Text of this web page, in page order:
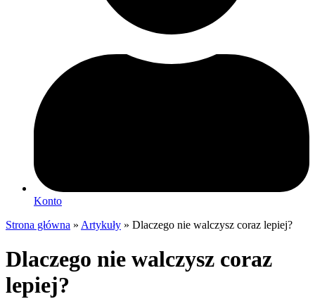
Konto
Strona główna » Artykuły » Dlaczego nie walczysz coraz lepiej?
Dlaczego nie walczysz coraz
lepiej?